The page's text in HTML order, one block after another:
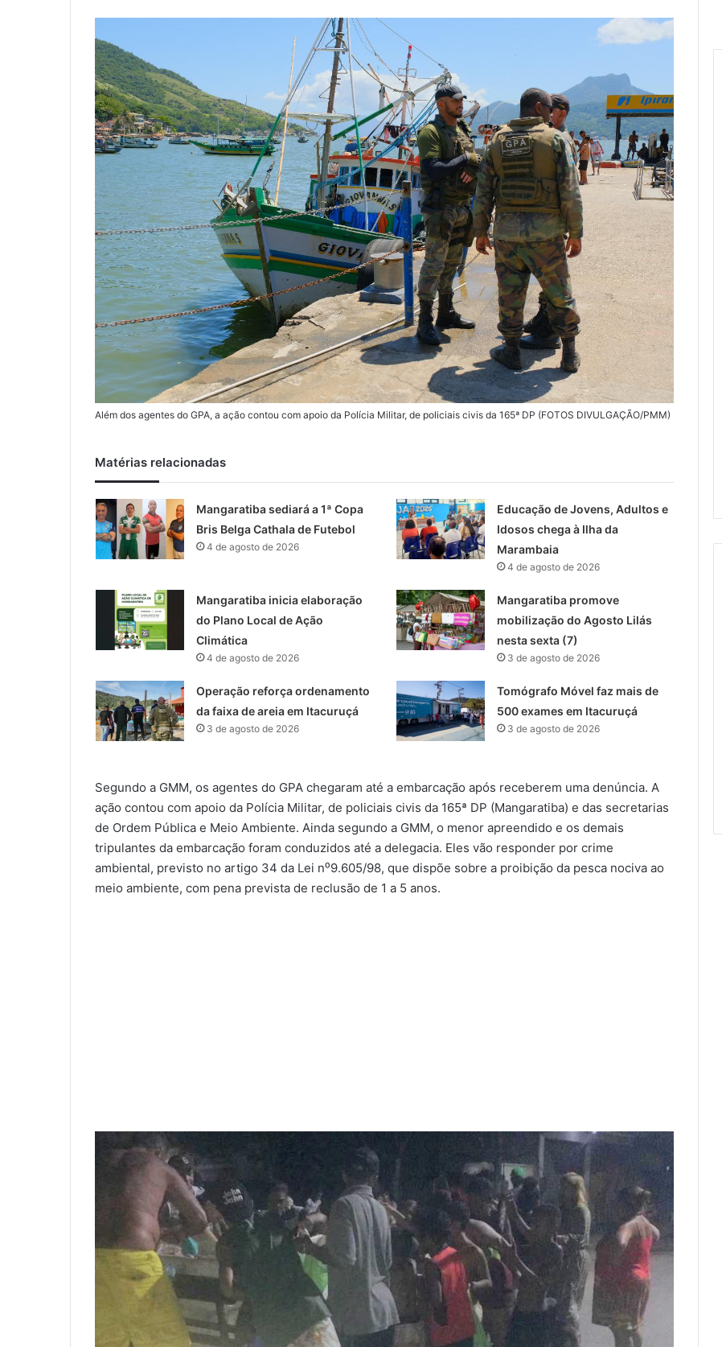
Além dos agentes do GPA, a ação contou com apoio da Polícia Militar, de policiais civis da 165ª DP (FOTOS DIVULGAÇÃO/PMM)
Matérias relacionadas
Mangaratiba sediará a 1ª Copa
Bris Belga Cathala de Futebol
4 de agosto de 2026
Educação de Jovens, Adultos e
Idosos chega à Ilha da
Marambaia
4 de agosto de 2026
Mangaratiba inicia elaboração
do Plano Local de Ação
Climática
4 de agosto de 2026
Mangaratiba promove
mobilização do Agosto Lilás
nesta sexta (7)
3 de agosto de 2026
Operação reforça ordenamento
da faixa de areia em Itacuruçá
3 de agosto de 2026
Tomógrafo Móvel faz mais de
500 exames em Itacuruçá
3 de agosto de 2026
Segundo a GMM, os agentes do GPA chegaram até a embarcação após receberem uma denúncia. A
ação contou com apoio da Polícia Militar, de policiais civis da 165ª DP (Mangaratiba) e das secretarias
de Ordem Pública e Meio Ambiente. Ainda segundo a GMM, o menor apreendido e os demais
tripulantes da embarcação foram conduzidos até a delegacia. Eles vão responder por crime
ambiental, previsto no artigo 34 da Lei n⁰9.605/98, que dispõe sobre a proibição da pesca nociva ao
meio ambiente, com pena prevista de reclusão de 1 a 5 anos.